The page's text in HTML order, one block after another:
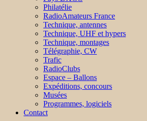
Philatélie
RadioAmateurs France
Technique, antennes
Technique, UHF et hypers
Technique, montages
Télégraphie, CW
Trafic
RadioClubs
Espace – Ballons
Expéditions, concours
Musées
Programmes, logiciels
Contact